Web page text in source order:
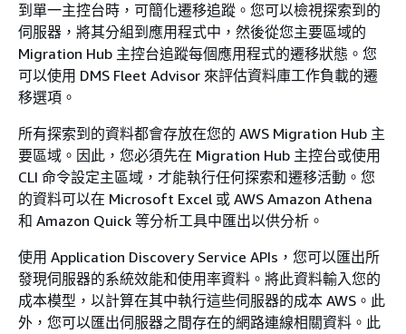
到單一主控台時，可簡化遷移追蹤。您可以檢視探索到的
伺服器，將其分組到應用程式中，然後從您主要區域的
Migration Hub 主控台追蹤每個應用程式的遷移狀態。您
可以使用 DMS Fleet Advisor 來評估資料庫工作負載的遷
移選項。
所有探索到的資料都會存放在您的 AWS Migration Hub 主
要區域。因此，您必須先在 Migration Hub 主控台或使用
CLI 命令設定主區域，才能執行任何探索和遷移活動。您
的資料可以在 Microsoft Excel 或 AWS Amazon Athena
和 Amazon Quick 等分析工具中匯出以供分析。
使用 Application Discovery Service APIs，您可以匯出所
發現伺服器的系統效能和使用率資料。將此資料輸入您的
成本模型，以計算在其中執行這些伺服器的成本 AWS。此
外，您可以匯出伺服器之間存在的網路連線相關資料。此